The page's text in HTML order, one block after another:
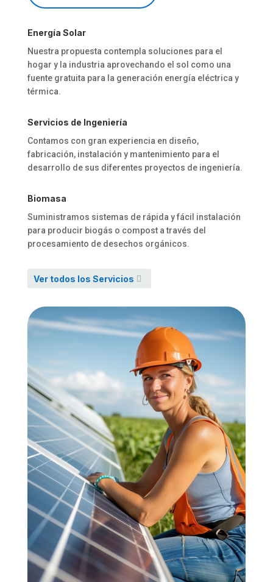
Energía Solar
Nuestra propuesta contempla soluciones para el
hogar y la industria aprovechando el sol como una
fuente gratuita para la generación energía eléctrica y
térmica.
Servicios de Ingeniería
Contamos con gran experiencia en diseño,
fabricación, instalación y mantenimiento para el
desarrollo de sus diferentes proyectos de ingeniería.
Biomasa
Suministramos sistemas de rápida y fácil instalación
para producir biogás o compost a través del
procesamiento de desechos orgánicos.
Ver todos los Servicios